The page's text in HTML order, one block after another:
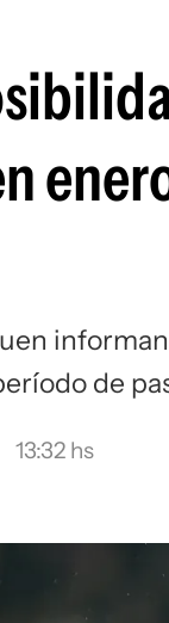
de
13:32 hs